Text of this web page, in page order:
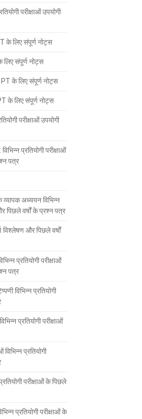
परीक्षाओं उपयोगी
के लिए संपूर्ण नोट्स
लिए संपूर्ण नोट्स
के लिए संपूर्ण नोट्स
के लिए संपूर्ण नोट्स
परीक्षाओं उपयोगी
प्रतियोगी परीक्षाओं
पत्र
अध्ययन विभिन्न
पिछले वर्षों के प्रश्न पत्र
विश्लेषण और पिछले वर्षों
प्रतियोगी परीक्षाओं
पत्र
विभिन्न प्रतियोगी
प्रतियोगी परीक्षाओं
विभिन्न प्रतियोगी
परीक्षाओं के पिछले
प्रतियोगी परीक्षाओं के